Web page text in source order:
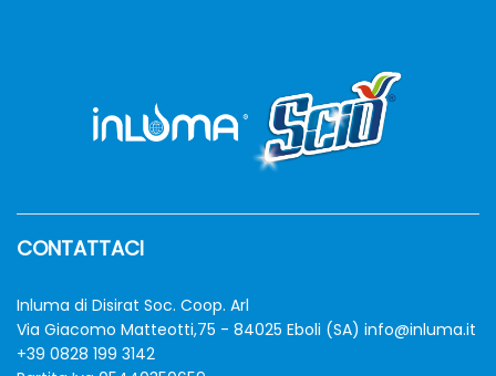
CONTATTACI
Inluma di Disirat Soc. Coop. Arl
Via Giacomo Matteotti,75 - 84025 Eboli (SA) info@inluma.it
+39 0828 199 3142